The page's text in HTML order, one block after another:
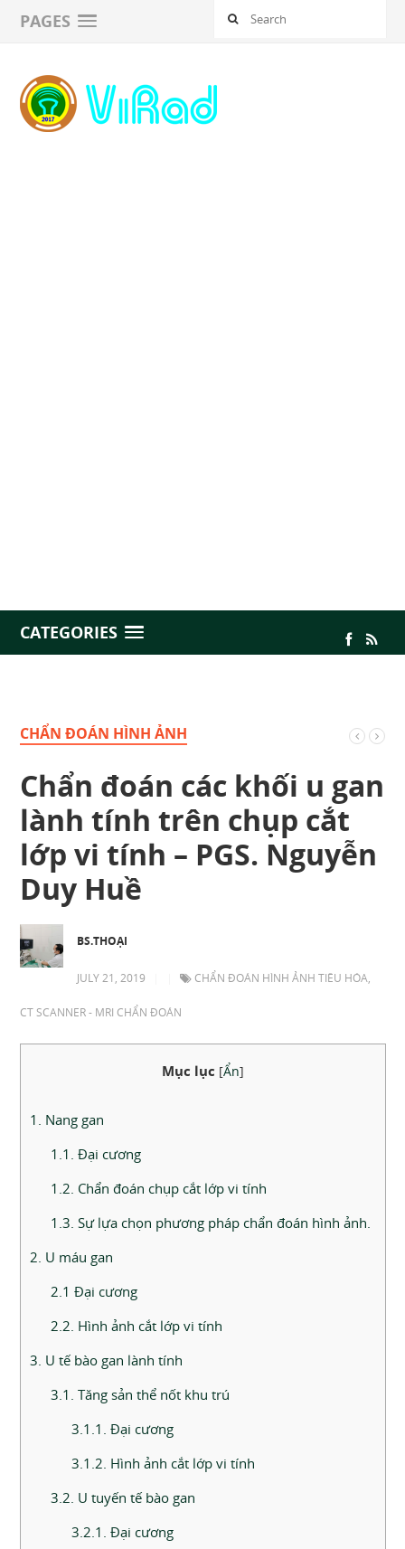
PAGES
CATEGORIES
CHẨN ĐOÁN HÌNH ẢNH
Chẩn đoán các khối u gan
lành tính trên chụp cắt
lớp vi tính – PGS. Nguyễn
Duy Huề
BS.THOẠI
JULY 21, 2019 CHẨN ĐOÁN HÌNH ẢNH TIÊU HÓA,
CT SCANNER - MRI CHẨN ĐOÁN
Mục lục [Ẩn]
1. Nang gan
1.1. Đại cương
1.2. Chẩn đoán chụp cắt lớp vi tính
1.3. Sự lựa chọn phương pháp chẩn đoán hình ảnh.
2. U máu gan
2.1 Đại cương
2.2. Hình ảnh cắt lớp vi tính
3. U tế bào gan lành tính
3.1. Tăng sản thể nốt khu trú
3.1.1. Đại cương
3.1.2. Hình ảnh cắt lớp vi tính
3.2. U tuyến tế bào gan
3.2.1. Đại cương